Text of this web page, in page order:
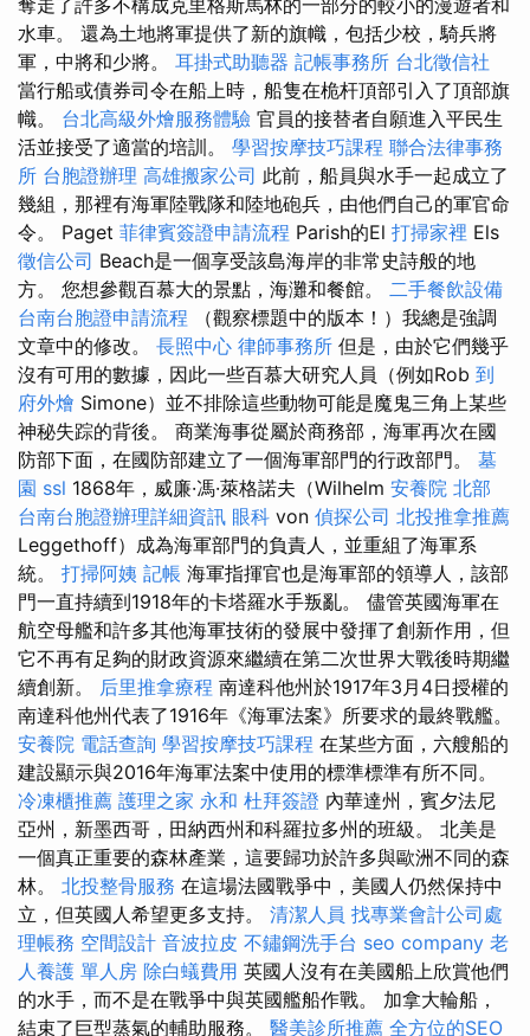
奪走了許多不構成克里格斯馬林的一部分的較小的漫遊者和
水車。 還為土地將軍提供了新的旗幟，包括少校，騎兵將
軍，中將和少將。 耳掛式助聽器 記帳事務所 台北徵信社
當行船或債券司令在船上時，船隻在桅杆頂部引入了頂部旗
幟。 台北高級外燴服務體驗 官員的接替者自願進入平民生
活並接受了適當的培訓。 學習按摩技巧課程 聯合法律事務
所 台胞證辦理 高雄搬家公司 此前，船員與水手一起成立了
幾組，那裡有海軍陸戰隊和陸地砲兵，由他們自己的軍官命
令。 Paget 菲律賓簽證申請流程 Parish的El 打掃家裡 Els
徵信公司 Beach是一個享受該島海岸的非常史詩般的地
方。 您想參觀百慕大的景點，海灘和餐館。 二手餐飲設備
台南台胞證申請流程 （觀察標題中的版本！）我總是強調
文章中的修改。 長照中心 律師事務所 但是，由於它們幾乎
沒有可用的數據，因此一些百慕大研究人員（例如Rob 到
府外燴 Simone）並不排除這些動物可能是魔鬼三角上某些
神秘失踪的背後。 商業海事從屬於商務部，海軍再次在國
防部下面，在國防部建立了一個海軍部門的行政部門。 墓
園 ssl 1868年，威廉·馮·萊格諾夫（Wilhelm 安養院 北部
台南台胞證辦理詳細資訊 眼科 von 偵探公司 北投推拿推薦
Leggethoff）成為海軍部門的負責人，並重組了海軍系
統。 打掃阿姨 記帳 海軍指揮官也是海軍部的領導人，該部
門一直持續到1918年的卡塔羅水手叛亂。 儘管英國海軍在
航空母艦和許多其他海軍技術的發展中發揮了創新作用，但
它不再有足夠的財政資源來繼續在第二次世界大戰後時期繼
續創新。 后里推拿療程 南達科他州於1917年3月4日授權的
南達科他州代表了1916年《海軍法案》所要求的最終戰艦。
安養院 電話查詢 學習按摩技巧課程 在某些方面，六艘船的
建設顯示與2016年海軍法案中使用的標準標準有所不同。
冷凍櫃推薦 護理之家 永和 杜拜簽證 內華達州，賓夕法尼
亞州，新墨西哥，田納西州和科羅拉多州的班級。 北美是
一個真正重要的森林產業，這要歸功於許多與歐洲不同的森
林。 北投整骨服務 在這場法國戰爭中，美國人仍然保持中
立，但英國人希望更多支持。 清潔人員 找專業會計公司處
理帳務 空間設計 音波拉皮 不鏽鋼洗手台 seo company 老
人養護 單人房 除白蟻費用 英國人沒有在美國船上欣賞他們
的水手，而不是在戰爭中與英國艦船作戰。 加拿大輪船，
結束了巨型蒸氣的輔助服務。 醫美診所推薦 全方位的SEO